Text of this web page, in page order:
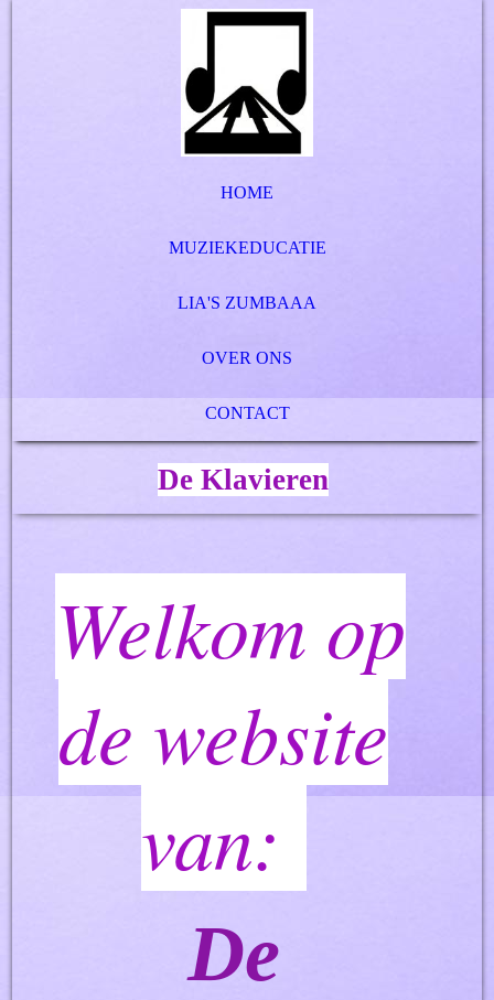
HOME
MUZIEKEDUCATIE
LIA'S ZUMBAAA
OVER ONS
CONTACT
De Klavieren
Welkom op
de website
van:
De